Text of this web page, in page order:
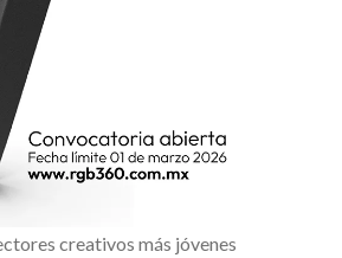
creativos más jóvenes